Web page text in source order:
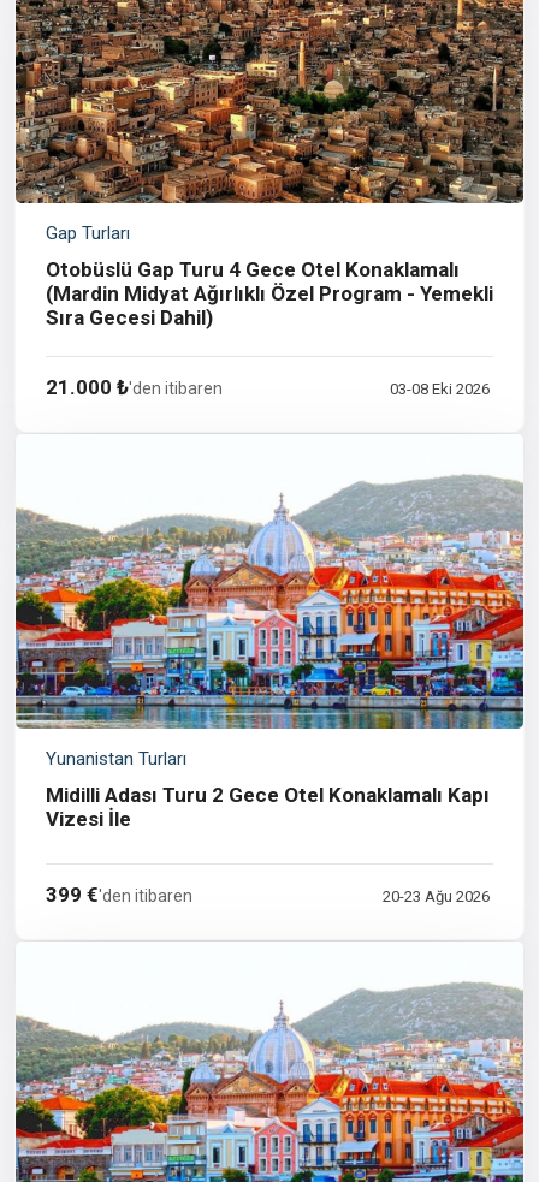
Gap Turları
Otobüslü Gap Turu 4 Gece Otel Konaklamalı
(Mardin Midyat Ağırlıklı Özel Program - Yemekli
Sıra Gecesi Dahil)
21.000 ₺'den itibaren 03-08 Eki 2026
Yunanistan Turları
Midilli Adası Turu 2 Gece Otel Konaklamalı Kapı
Vizesi İle
399 €'den itibaren 20-23 Ağu 2026